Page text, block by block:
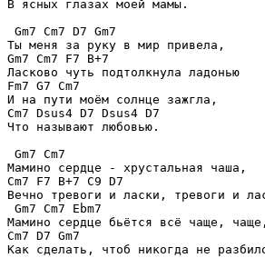
В ясных глазах моей мамы.
Gm7 Cm7 D7 Gm7
Ты меня за руку в мир привела,
Gm7 Cm7 F7 B+7
Ласково чуть подтолкнула ладонью
Fm7 G7 Cm7
И на пути моём солнце зажгла,
Cm7 Dsus4 D7 Dsus4 D7
Что называют любовью.
Gm7 Cm7
Мамино сердце - хрустальная чаша,
Cm7 F7 B+7 C9 D7
Вечно тревоги и ласки, тревоги и
Gm7 Cm7 Ebm7
Мамино сердце бьётся всё чаще, чаще,
Cm7 D7 Gm7
Как сделать, чтоб никогда не